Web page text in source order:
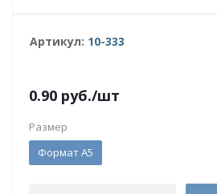
Артикул: 10-333
0.90 руб./шт
Размер
Формат А5